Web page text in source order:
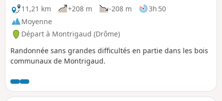
11,21 km
+208 m -208 m
3h 50
Moyenne
Départ à Montrigaud (Drôme)
Randonnée sans grandes difficultés en partie dans les bois
communaux de Montrigaud.